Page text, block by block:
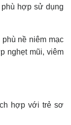
phù hợp sử dụng
nề niêm mạc
nghẹt mũi, viêm
hợp với trẻ sơ